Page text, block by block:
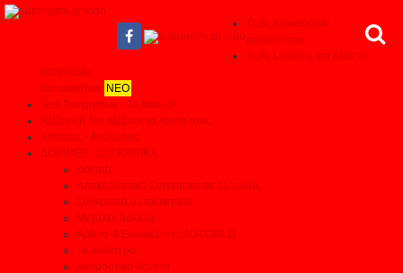
Τιμές Καινούριων
αυτοκινήτων
Τιμές Leasing για όλες τις
κατηγορίες
αυτοκινήτων ΝΕΟ
Test Συνεργείων - Το θαύμα!
Αξίζουν ή δεν αξίζουν τα λεφτά τους
Απόψεις - Αναλύσεις
ΔΟΚΙΜΕΣ - ΣΥΓΚΡΙΤΙΚΑ
Δοκιμές
Αποκαλυπτικά Συγκριτικά σε 11 τομείς
Συγκριτικά αυτοκινήτων
Μεγάλες δοκιμές
Αρθρα & Ερευνες της AUTOBILD
Τα καλύτερα
Αγοραστικά θέματα